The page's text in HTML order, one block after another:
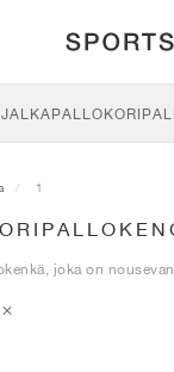
JALKAPALLO
1
joka on